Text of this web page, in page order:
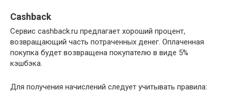
Cashback
Сервис cashback.ru предлагает хороший процент,
возвращающий часть потраченных денег. Оплаченная
покупка будет возвращена покупателю в виде 5%
кэшбэка.
Для получения начислений следует учитывать правила: